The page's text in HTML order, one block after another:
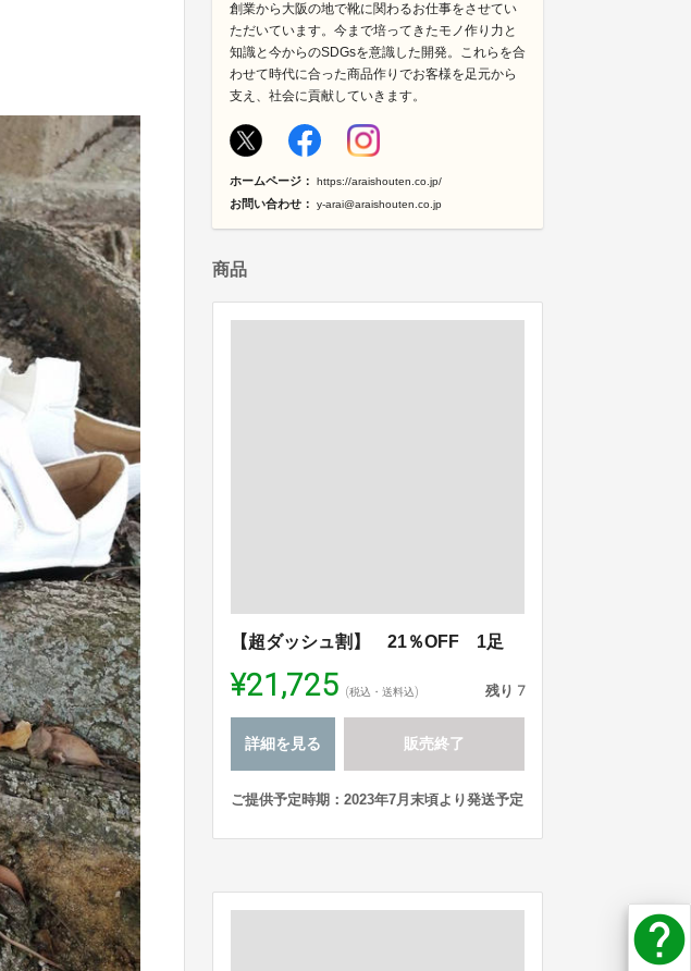
創業から大阪の地で靴に関わるお仕事をさせてい
ただいています。今まで培ってきたモノ作り力と
知識と今からのSDGsを意識した開発。これらを合
わせて時代に合った商品作りでお客様を足元から
支え、社会に貢献していきます。
ホームページ： https://araishouten.co.jp/
お問い合わせ： y-arai@araishouten.co.jp
商品
【超ダッシュ割】 21％OFF 1足
¥21,725 (税込・送料込) 残り 7
詳細を見る 販売終了
ご提供予定時期：2023年7月末頃より発送予定
help